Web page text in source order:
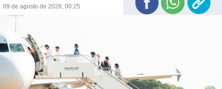
09 de agosto de 2026, 00:25